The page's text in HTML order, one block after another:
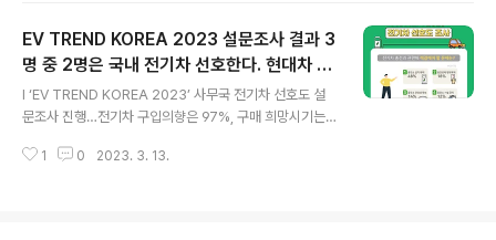
점은 변수로 꼽힌다. 5일 카이즈유 데이터 연구소와 자동
차 업계에 따르면 올 1·4분기 자동차 내수 판매량은 45만
2539대를 기록했다. 지난해 같은 기간 대비 15.7% 증가
한 수치다. 이 가운데 승용차가 38만2842대 팔려 13.6%
늘었고, 상용차도 6만9697대로 집계돼 28.6% 증가했
다. 특히 하이브리드카와 전기차 등 친환경차와 휘발유차
EV TREND KOREA 2023 설문조사 결과 3
명 중 2명은 국내 전기차 선호한다. 현대차 전
기차 브랜드 선호도 3년 연속 1등
l ‘EV TREND KOREA 2023’ 사무국 전기차 선호도 설
문조사 진행…전기차 구입의향은 97%, 구매 희망시기는
호 l 전기차 구입 시 고려사항 ‘최대 주행거리(26%)’, '차량
1 0 2023. 3. 13.